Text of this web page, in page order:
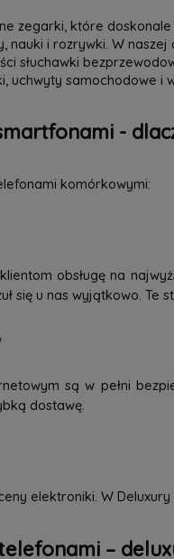
zegarki, które
nauki i rozrywki. W
słuchawki
uchwyty samochodowe i
-
komórkowymi:
obsługę na
się u nas wyjątkowo. Te
są w pełni
dostawę.
elektroniki. W
–